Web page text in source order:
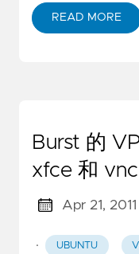
READ MORE
Burst 的
xfce 和 vnc
Apr 21, 2011
· UBUNTU